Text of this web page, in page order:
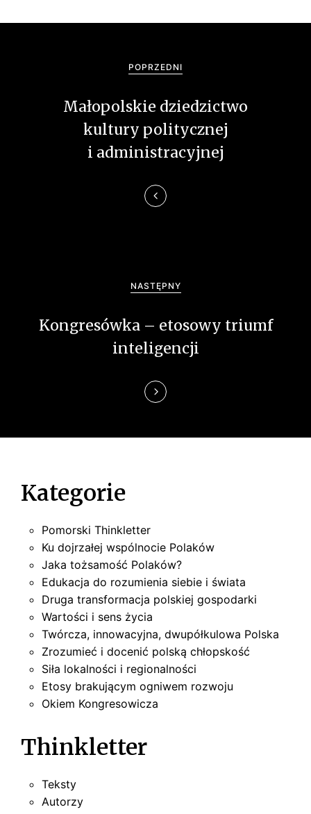
POPRZEDNI
Małopolskie dziedzictwo
kultury politycznej
i administracyjnej
NASTĘPNY
Kongresówka – etosowy triumf
inteligencji
Kategorie
Pomorski Thinkletter
Ku dojrzałej wspólnocie Polaków
Jaka tożsamość Polaków?
Edukacja do rozumienia siebie i świata
Druga transformacja polskiej gospodarki
Wartości i sens życia
Twórcza, innowacyjna, dwupółkulowa Polska
Zrozumieć i docenić polską chłopskość
Siła lokalności i regionalności
Etosy brakującym ogniwem rozwoju
Okiem Kongresowicza
Thinkletter
Teksty
Autorzy